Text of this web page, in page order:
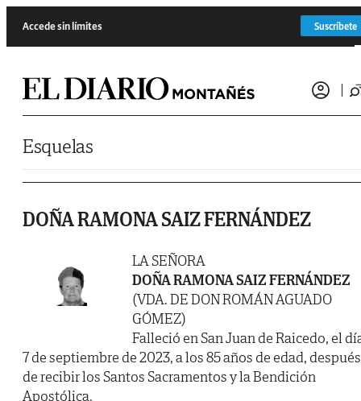
Accede sin límites Suscríbete
Esquelas
DOÑA RAMONA SAIZ FERNÁNDEZ
LA SEÑORA
DOÑA RAMONA SAIZ FERNÁNDEZ
(VDA. DE DON ROMÁN AGUADO
GÓMEZ)
Falleció en San Juan de Raicedo, el
7 de septiembre de 2023, a los 85 años de edad, después
de recibir los Santos Sacramentos y la Bendición
Apostólica.